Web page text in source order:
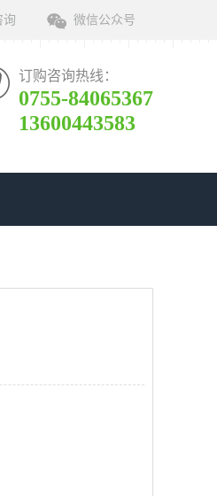
询 微信公众号
订购咨询热线：
0755-84065367
13600443583